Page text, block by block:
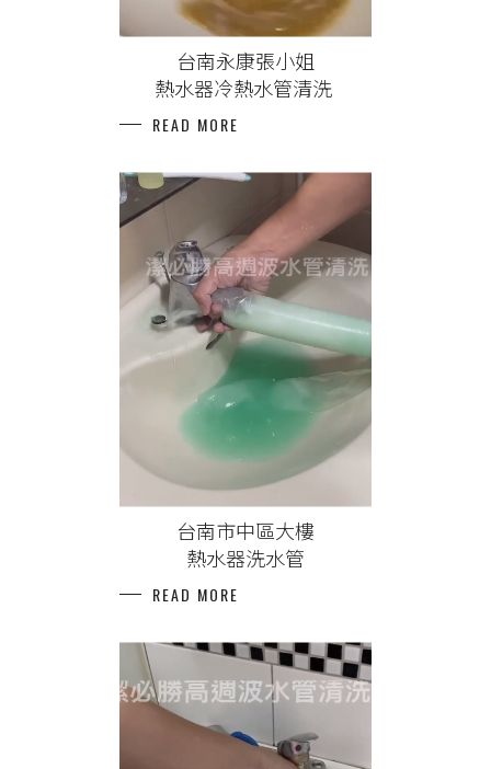
台南永康張小姐
熱水器冷熱水管清洗
READ MORE
台南市中區大樓
熱水器洗水管
READ MORE